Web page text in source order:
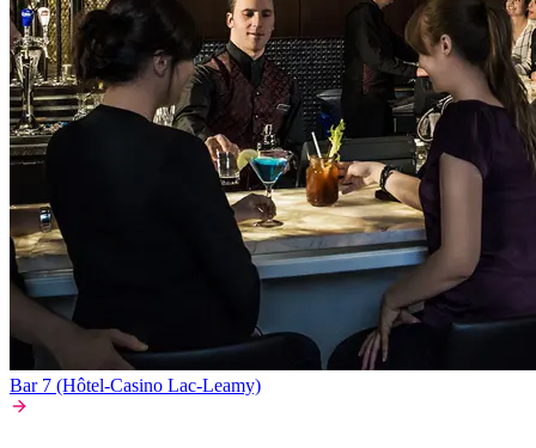
Bar 7 (Hôtel-Casino Lac-Leamy)